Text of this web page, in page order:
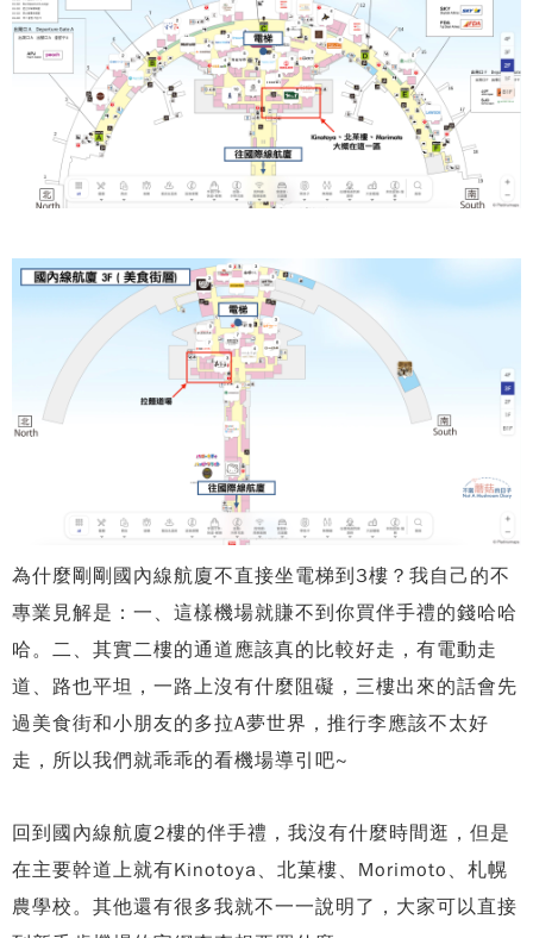
為什麼剛剛國內線航廈不直接坐電梯到3樓？我自己的不
專業見解是：一、這樣機場就賺不到你買伴手禮的錢哈哈
哈。二、其實二樓的通道應該真的比較好走，有電動走
道、路也平坦，一路上沒有什麼阻礙，三樓出來的話會先
過美食街和小朋友的多拉A夢世界，推行李應該不太好
走，所以我們就乖乖的看機場導引吧~
回到國內線航廈2樓的伴手禮，我沒有什麼時間逛，但是
在主要幹道上就有Kinotoya、北菓樓、Morimoto、札幌
農學校。其他還有很多我就不一一說明了，大家可以直接